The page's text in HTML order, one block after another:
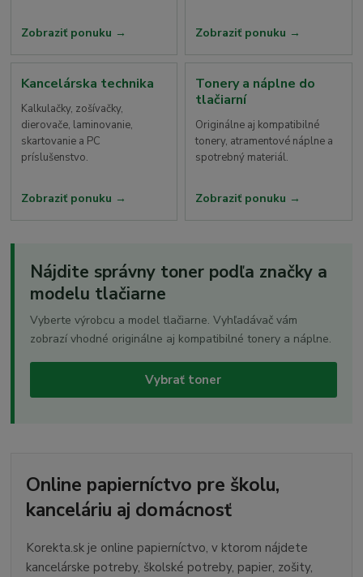
Zobraziť ponuku Zobraziť ponuku
Kancelárska technika
Kalkulačky, zošívačky,
dierovače, laminovanie,
skartovanie a PC
príslušenstvo.
Zobraziť ponuku
Tonery a náplne do
tlačiarní
Originálne aj kompatibilné
tonery, atramentové náplne a
spotrebný materiál.
Zobraziť ponuku
Nájdite správny toner podľa značky a
modelu tlačiarne
Vyberte výrobcu a model tlačiarne. Vyhľadávač vám
zobrazí vhodné originálne aj kompatibilné tonery a náplne.
Vybrať toner
Online papierníctvo pre školu,
kanceláriu aj domácnosť
Korekta.sk je online papierníctvo, v ktorom nájdete
kancelárske potreby, školské potreby, papier, zošity,